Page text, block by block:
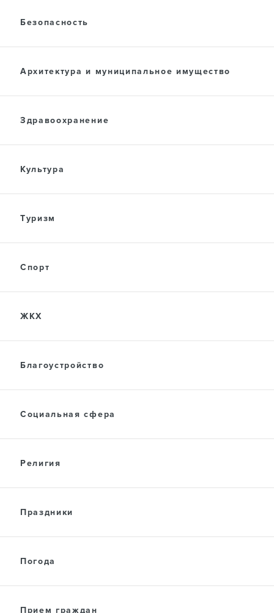
Безопасность
Архитектура и муниципальное имущество
Здравоохранение
Культура
Туризм
Спорт
ЖКХ
Благоустройство
Социальная сфера
Религия
Праздники
Погода
Прием граждан